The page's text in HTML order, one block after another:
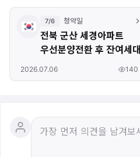
7/6 청약일
전북 군산 세경아파트
우선분양전환 후 잔여세대
2026.07.06 140